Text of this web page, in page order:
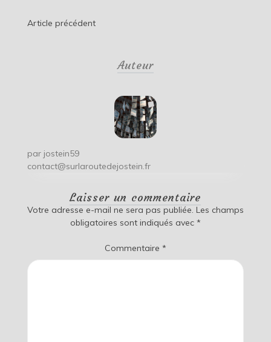
Navigation
Article précédent
Auteur
par jostein59
contact@surlaroutedejostein.fr
Laisser un commentaire
Votre adresse e-mail ne sera pas publiée. Les champs
obligatoires sont indiqués avec *
Commentaire *